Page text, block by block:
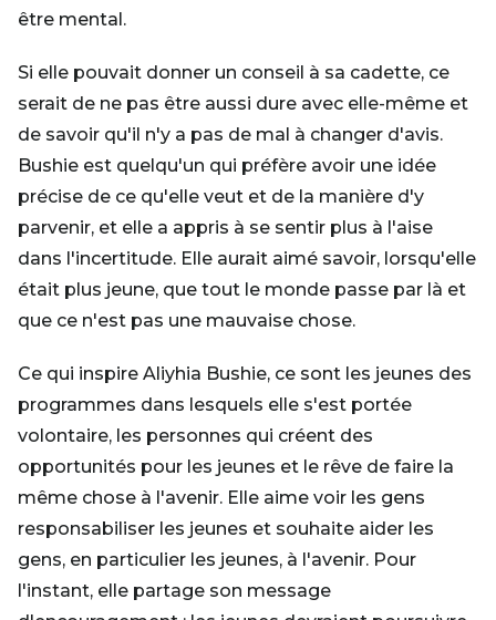
être mental.
Si elle pouvait donner un conseil à sa cadette, ce
serait de ne pas être aussi dure avec elle-même et
de savoir qu'il n'y a pas de mal à changer d'avis.
Bushie est quelqu'un qui préfère avoir une idée
précise de ce qu'elle veut et de la manière d'y
parvenir, et elle a appris à se sentir plus à l'aise
dans l'incertitude. Elle aurait aimé savoir, lorsqu'elle
était plus jeune, que tout le monde passe par là et
que ce n'est pas une mauvaise chose.
Ce qui inspire Aliyhia Bushie, ce sont les jeunes des
programmes dans lesquels elle s'est portée
volontaire, les personnes qui créent des
opportunités pour les jeunes et le rêve de faire la
même chose à l'avenir. Elle aime voir les gens
responsabiliser les jeunes et souhaite aider les
gens, en particulier les jeunes, à l'avenir. Pour
l'instant, elle partage son message